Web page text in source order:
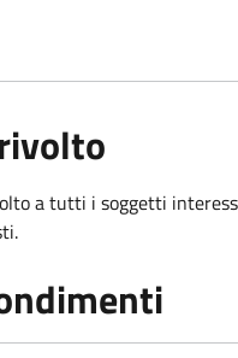
a tutti i soggetti